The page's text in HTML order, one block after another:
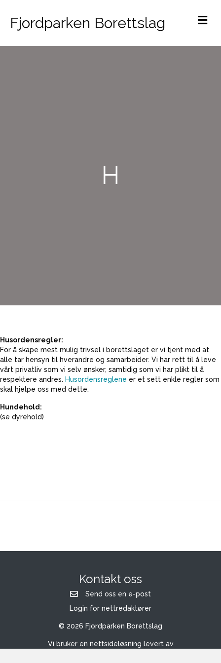
Fjordparken Borettslag
H
Husordensregler:
For å skape mest mulig trivsel i borettslaget er vi tjent med at
alle tar hensyn til hverandre og samarbeider. Vi har rett til å leve
vårt privatliv som vi selv ønsker, samtidig som vi har plikt til å
respektere andres. Husordensreglene er et sett enkle regler som
skal hjelpe oss med dette.
Hundehold:
(se dyrehold)
Kontakt oss
Send oss en e-post
Login for nettredaktører
© 2026 Fjordparken Borettslag
Vi bruker en nettsideløsning levert av